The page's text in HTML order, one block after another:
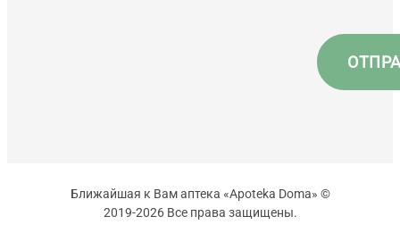
Ближайшая к Вам аптека «Apoteka Doma» ©
2019-2026 Все права защищены.